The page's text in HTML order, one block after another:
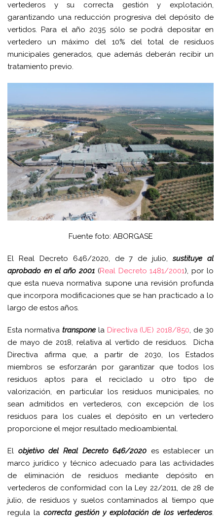
vertederos y su correcta gestión y explotación,
garantizando una reducción progresiva del depósito de
vertidos. Para el año 2035 sólo se podrá depositar en
vertedero un máximo del 10% del total de residuos
municipales generados, que además deberán recibir un
tratamiento previo.
Fuente foto: ABORGASE
El Real Decreto 646/2020, de 7 de julio,sustituye al
aprobado en el año 2001 (Real Decreto 1481/2001), por lo
que esta nueva normativa supone una revisión profunda
que incorpora modificaciones que se han practicado a lo
largo de estos años.
Esta normativa transponela Directiva (UE) 2018/850, de 30
de mayo de 2018, relativa al vertido de residuos. Dicha
Directiva afirma que, a partir de 2030, los Estados
miembros se esforzarán por garantizar que todos los
residuos aptos para el reciclado u otro tipo de
valorización, en particular los residuos municipales, no
sean admitidos en vertederos, con excepción de los
residuos para los cuales el depósito en un vertedero
proporcione el mejor resultado medioambiental.
El objetivo del Real Decreto 646/2020 es establecer un
marco jurídico y técnico adecuado para las actividades
de eliminación de residuos mediante depósito en
vertederos de conformidad con la Ley 22/2011, de 28 de
julio, de residuos y suelos contaminados al tiempo que
regula la correcta gestión y explotación de los vertederos.